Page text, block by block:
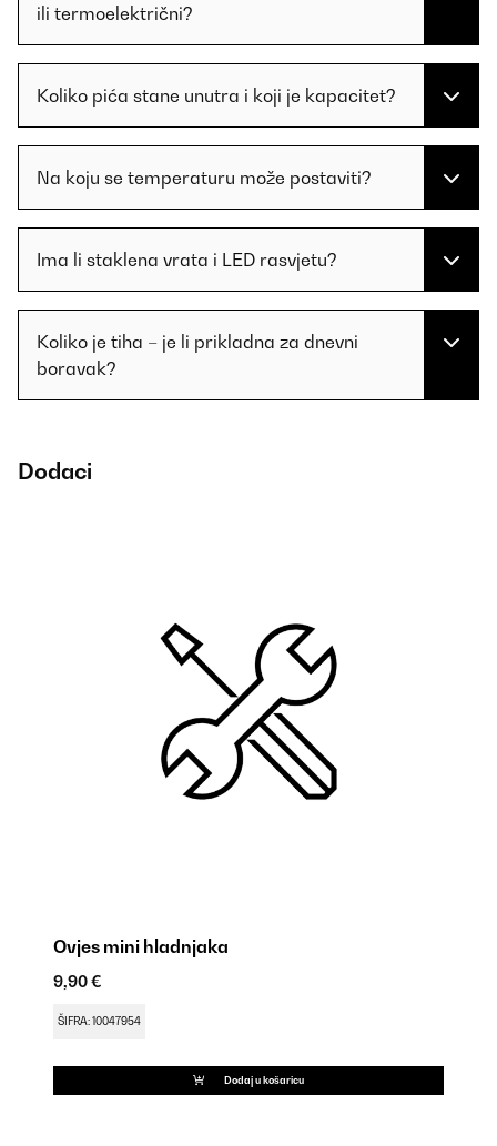
ili termoelektrični?
Koliko pića stane unutra i koji je kapacitet?
Na koju se temperaturu može postaviti?
Ima li staklena vrata i LED rasvjetu?
Koliko je tiha – je li prikladna za dnevni
boravak?
Dodaci
Ovjes mini hladnjaka
9,90 €
ŠIFRA: 10047954
Dodaj u košaricu